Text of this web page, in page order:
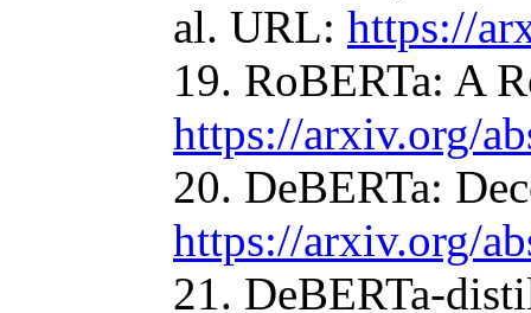
al. URL: https://
19. RoBERTa: A
https://arxiv.org/
20. DeBERTa:
https://arxiv.org/
21. DeBERTa-